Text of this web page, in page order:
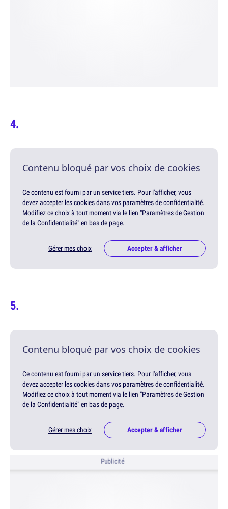
Contenu bloqué par vos choix de cookies
Ce contenu est fourni par un service tiers. Pour l'afficher, vous
devez accepter les cookies dans vos paramètres de confidentialité.
Modifiez ce choix à tout moment via le lien "Paramètres de Gestion
de la Confidentialité" en bas de page.
Gérer mes choix Accepter & afficher
Contenu bloqué par vos choix de cookies
Ce contenu est fourni par un service tiers. Pour l'afficher, vous
devez accepter les cookies dans vos paramètres de confidentialité.
Modifiez ce choix à tout moment via le lien "Paramètres de Gestion
de la Confidentialité" en bas de page.
Gérer mes choix Accepter & afficher
Publicité